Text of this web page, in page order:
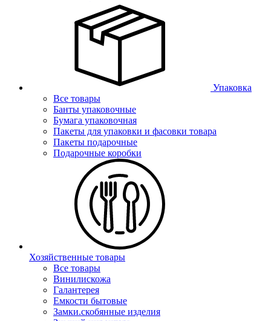
Упаковка
Все товары
Банты упаковочные
Бумага упаковочная
Пакеты для упаковки и фасовки товара
Пакеты подарочные
Подарочные коробки
Хозяйственные товары
Все товары
Винилискожа
Галантерея
Емкости бытовые
Замки.скобянные изделия